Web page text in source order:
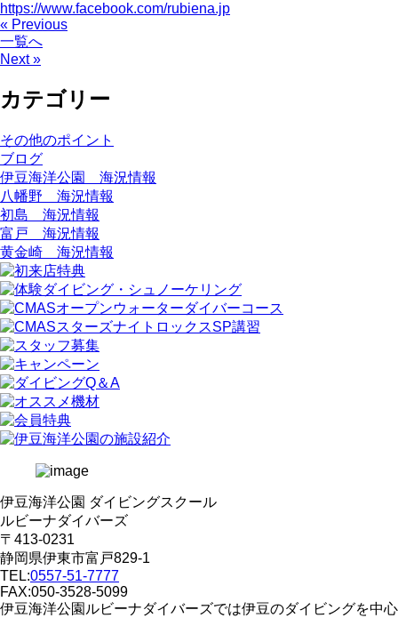
https://www.facebook.com/rubiena.jp
« Previous
一覧へ
Next »
カテゴリー
その他のポイント
ブログ
伊豆海洋公園 海況情報
八幡野 海況情報
初島 海況情報
富戸 海況情報
黄金崎 海況情報
伊豆海洋公園 ダイビングスクール
ルビーナダイバーズ
〒413-0231
静岡県伊東市富戸829-1
TEL:0557-51-7777
FAX:050-3528-5099
伊豆海洋公園ルビーナダイバーズでは伊豆のダイビングを中心